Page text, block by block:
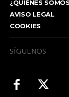
¿QUIÉNES
AVISO LEGAL
COOKIES
SÍGUENOS